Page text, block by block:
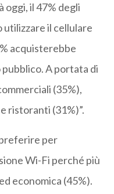
oggi, il 47% degli
il cellulare
acquisterebbe
A portata di
(35%),
ristoranti (31%)”.
per
Wi-Fi perché più
economica (45%).